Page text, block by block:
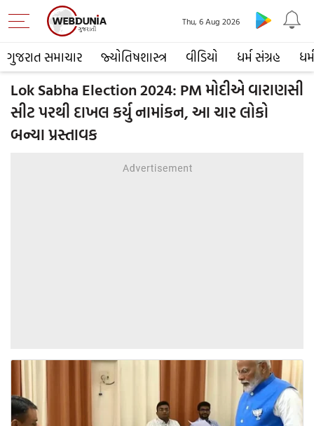
ગુજરાત સમાચાર જ્યોતિષશાસ્ત્ર વીડિયો ધર્મ સંગ્રહ ધર્મ
Thu, 6 Aug 2026
Lok Sabha Election 2024: PM મોદીએ વારાણસી
સીટ પરથી દાખલ કર્યુ નામાંકન, આ ચાર લોકો
બન્યા પ્રસ્તાવક